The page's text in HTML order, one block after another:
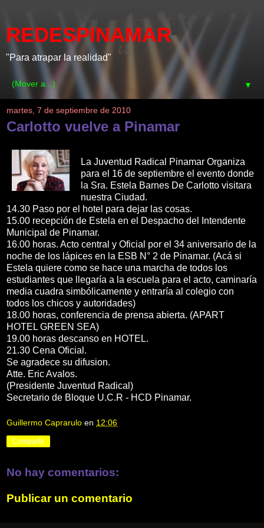
REDESPINAMAR
"Para atrapar la realidad"
▼
martes, 7 de septiembre de 2010
Carlotto vuelve a Pinamar
La Juventud Radical Pinamar Organiza
para el 16 de septiembre el evento donde
la Sra. Estela Barnes De Carlotto visitara
nuestra Ciudad.
14.30 Paso por el hotel para dejar las cosas.
15.00 recepción de Estela en el Despacho del Intendente
Municipal de Pinamar.
16.00 horas. Acto central y Oficial por el 34 aniversario de la
noche de los lápices en la ESB N° 2 de Pinamar. (Acá si
Estela quiere como se hace una marcha de todos los
estudiantes que llegaría a la escuela para el acto, caminaría
media cuadra simbólicamente y entraría al colegio con
todos los chicos y autoridades)
18.00 horas, conferencia de prensa abierta. (APART
HOTEL GREEN SEA)
19.00 horas descanso en HOTEL.
21.30 Cena Oficial.
Se agradece su difusion.
Atte. Eric Avalos.
(Presidente Juventud Radical)
Secretario de Bloque U.C.R - HCD Pinamar.
Guillermo Caprarulo en 12:06
Compartir
No hay comentarios:
Publicar un comentario